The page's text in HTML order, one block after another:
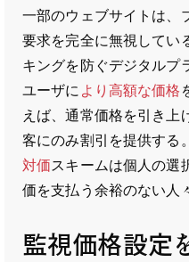
一部のウェブサイトは、
要求を完全に無視してい
キングを防ぐデジタルプ
ユーザに より高額な価格
えば、通常価格を引き上
客にのみ割引を提供する
対価スキームは個人の選
価を支払う余裕のない人
監視価格設定